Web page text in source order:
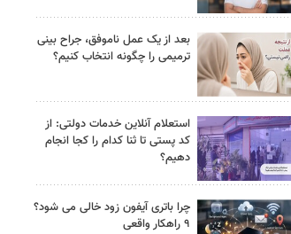
بعد از یک عمل ناموفق، جراح بینی
ترمیمی را چگونه انتخاب کنیم؟
استعلام آنلاین خدمات دولتی: از
کد پستی تا ثنا کدام را کجا انجام
دهیم؟
چرا باتری آیفون زود خالی می شود؟
۹ راهکار واقعی